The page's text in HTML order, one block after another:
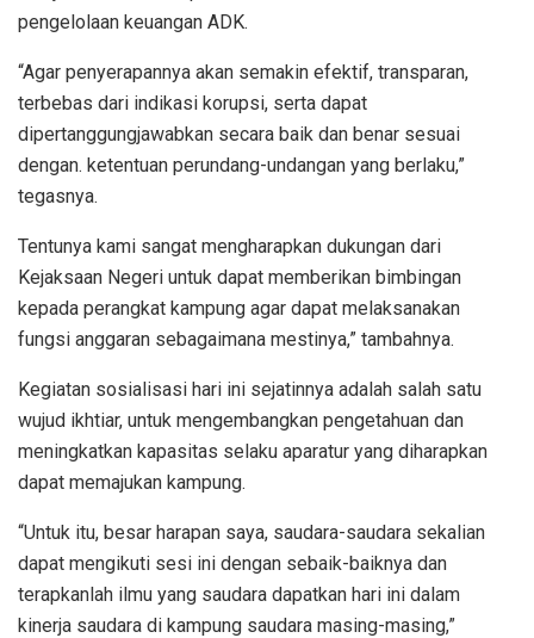
pengelolaan keuangan ADK.
“Agar penyerapannya akan semakin efektif, transparan,
terbebas dari indikasi korupsi, serta dapat
dipertanggungjawabkan secara baik dan benar sesuai
dengan. ketentuan perundang-undangan yang berlaku,”
tegasnya.
Tentunya kami sangat mengharapkan dukungan dari
Kejaksaan Negeri untuk dapat memberikan bimbingan
kepada perangkat kampung agar dapat melaksanakan
fungsi anggaran sebagaimana mestinya,” tambahnya.
Kegiatan sosialisasi hari ini sejatinnya adalah salah satu
wujud ikhtiar, untuk mengembangkan pengetahuan dan
meningkatkan kapasitas selaku aparatur yang diharapkan
dapat memajukan kampung.
“Untuk itu, besar harapan saya, saudara-saudara sekalian
dapat mengikuti sesi ini dengan sebaik-baiknya dan
terapkanlah ilmu yang saudara dapatkan hari ini dalam
kinerja saudara di kampung saudara masing-masing,”